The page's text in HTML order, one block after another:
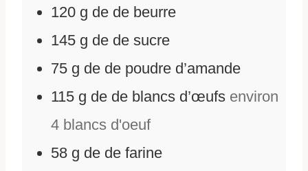
120 g de de beurre
145 g de de sucre
75 g de de poudre d’amande
115 g de de blancs d’œufs environ
4 blancs d'oeuf
58 g de de farine